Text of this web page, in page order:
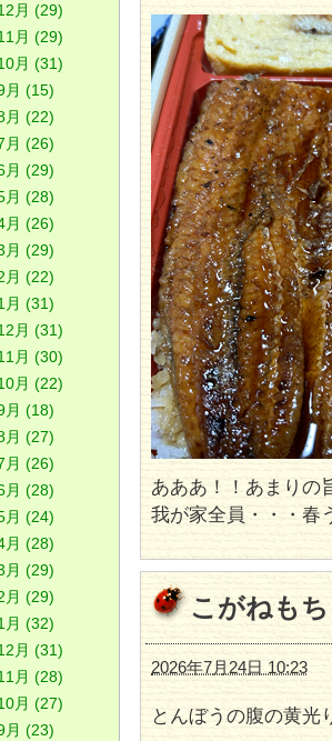
あああ！！あまりの
我が家全員・・・春
こがねもち
2026年7月24日 10:23
とんぼうの腹の黄光
月 (29)
月 (29)
月 (31)
月 (15)
月 (22)
月 (26)
月 (29)
月 (28)
月 (26)
月 (29)
月 (22)
月 (31)
月 (31)
月 (30)
月 (22)
月 (18)
月 (27)
月 (26)
月 (28)
月 (24)
月 (28)
月 (29)
月 (29)
月 (32)
月 (31)
月 (28)
月 (27)
月 (23)